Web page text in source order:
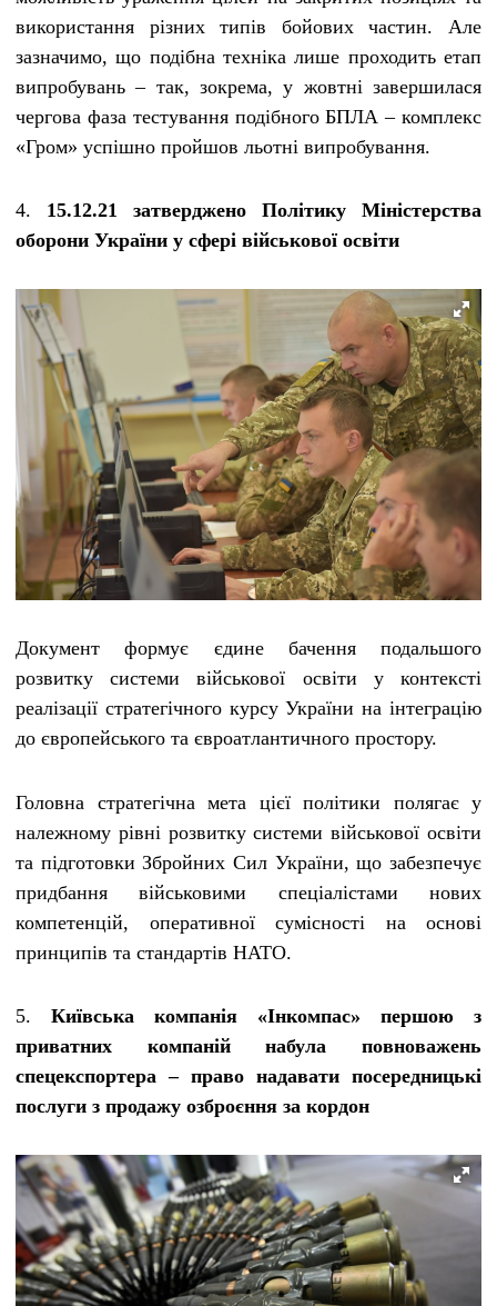
використання різних типів бойових частин. Але
зазначимо, що подібна техніка лише проходить етап
випробувань – так, зокрема, у жовтні завершилася
чергова фаза тестування подібного БПЛА – комплекс
«Гром» успішно пройшов льотні випробування.
4. 15.12.21 затверджено Політику Міністерства
оборони України у сфері військової освіти
Документ формує єдине бачення подальшого
розвитку системи військової освіти у контексті
реалізації стратегічного курсу України на інтеграцію
до європейського та євроатлантичного простору.
Головна стратегічна мета цієї політики полягає у
належному рівні розвитку системи військової освіти
та підготовки Збройних Сил України, що забезпечує
придбання військовими спеціалістами нових
компетенцій, оперативної сумісності на основі
принципів та стандартів НАТО.
5. Київська компанія «Інкомпас» першою з
приватних компаній набула повноважень
спецекспортера – право надавати посередницькі
послуги з продажу озброєння за кордон